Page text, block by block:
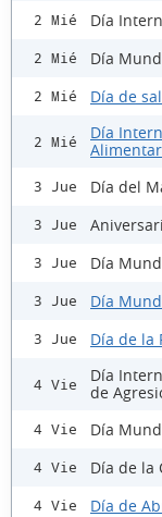
2 Mié Día
2 Mié Día
2 Mié Día de
2 Mié
Día
3 Jue Día del
3 Jue
3 Jue Día
3 Jue Día
3 Jue Día de la
4 Vie
Día
de
4 Vie Día
4 Vie Día de la
4 Vie Día de